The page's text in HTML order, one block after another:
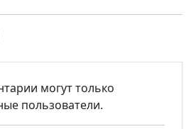
могут только
пользователи.